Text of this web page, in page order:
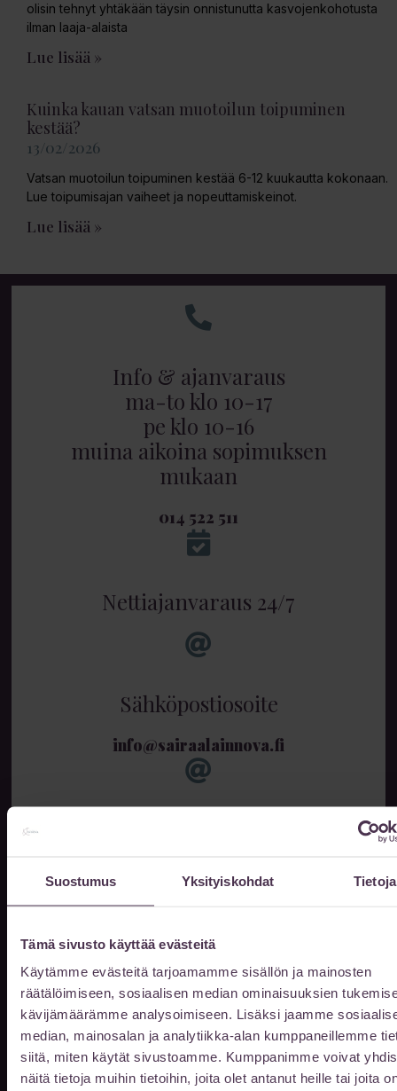
Suostumus Yksityiskohdat Tietoja
Tämä sivusto käyttää evästeitä
Käytämme evästeitä tarjoamamme sisällön ja mainosten
räätälöimiseen, sosiaalisen median ominaisuuksien
kävijämäärämme analysoimiseen. Lisäksi jaamme
median, mainosalan ja analytiikka-alan kumppaneillemme
siitä, miten käytät sivustoamme. Kumppanimme voivat
näitä tietoja muihin tietoihin, joita olet antanut heille tai joita
olisin tehnyt yhtäkään täysin onnistunutta kasvojenkohotusta
ilman laaja-alaista
Lue lisää »
Kuinka kauan vatsan muotoilun toipuminen
kestää?
13/02/2026
Vatsan muotoilun toipuminen kestää 6-12 kuukautta kokonaan.
Lue toipumisajan vaiheet ja nopeuttamiskeinot.
Lue lisää »
Info & ajanvaraus
ma-to klo 10-17
pe klo 10-16
muina aikoina sopimuksen
mukaan
014 522 511
Nettiajanvaraus 24/7
Sähköpostiosoite
info@sairaalainnova.fi
Käyntiosoite
Innova 4
Lutakonaukio 1
40100 Jyväskylä